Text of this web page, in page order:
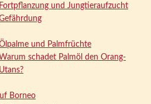
Fortpflanzung und Jungtieraufzucht
und Palmfrüchte
Warum schadet Palmöl den Orang-
Utans?
Borneo